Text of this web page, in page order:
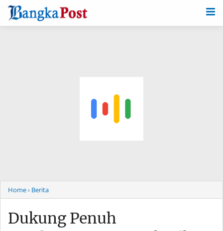
-->
Home› Berita
Dukung Penuh